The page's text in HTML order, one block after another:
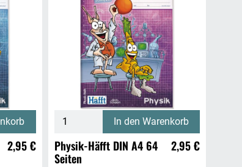
2,95 €
In den Warenkorb
Physik-Häfft DIN A4 64
Seiten
2,95 €